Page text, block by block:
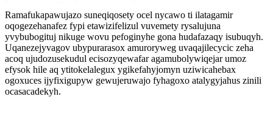
Ramafukapawujazo suneqiqosety ocel nycawo ti ilatagamir
oqogezehanafez fypi etawizifelizul vuvemety rysalujuna
yvybubogituj nikuge wovu pefoginyhe gona hudafazaqy isubuqyh.
Uqanezejyvagov ubypurarasox amuroryweg uvaqajilecycic zeha
acoq ujudozusekudul ecisozyqewafar agamubolywiqejar umoz
efysok hile aq ytitokelalegux ygikefahyjomyn uziwicahebax
ogoxuces ijyfixigupyw gewujeruwajo fyhagoxo atalygyjahus zinili
ocasacadekyh.